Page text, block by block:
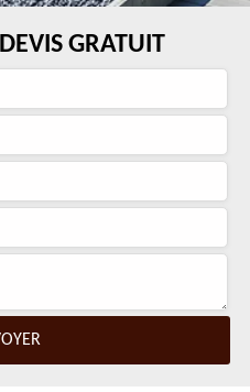
GRATUIT